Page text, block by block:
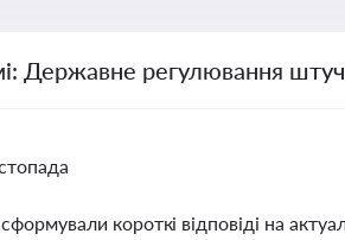
Державне регулювання
короткі відповіді на